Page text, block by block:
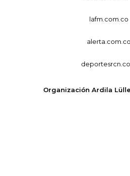
lafm.com.co
alerta.com.co
Organización Ardila